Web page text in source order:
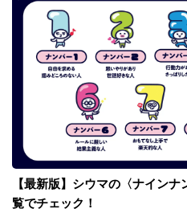
【最新版】シウマの〈ナイン
覧でチェック！